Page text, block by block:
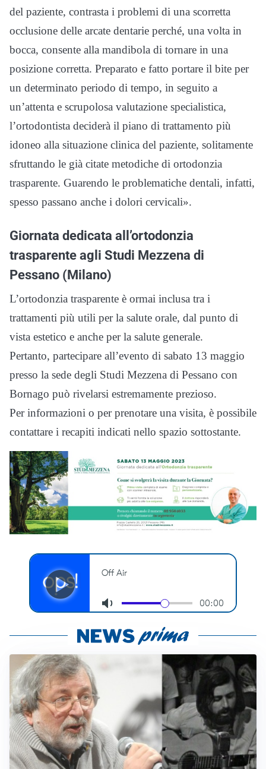
del paziente, contrasta i problemi di una scorretta
occlusione delle arcate dentarie perché, una volta in
bocca, consente alla mandibola di tornare in una
posizione corretta. Preparato e fatto portare il bite per
un determinato periodo di tempo, in seguito a
un’attenta e scrupolosa valutazione specialistica,
l’ortodontista deciderà il piano di trattamento più
idoneo alla situazione clinica del paziente, solitamente
sfruttando le già citate metodiche di ortodonzia
trasparente. Guarendo le problematiche dentali, infatti,
spesso passano anche i dolori cervicali».
Giornata dedicata all’ortodonzia
trasparente agli Studi Mezzena di
Pessano (Milano)
L’ortodonzia trasparente è ormai inclusa tra i
trattamenti più utili per la salute orale, dal punto di
vista estetico e anche per la salute generale.
Pertanto, partecipare all’evento di sabato 13 maggio
presso la sede degli Studi Mezzena di Pessano con
Bornago può rivelarsi estremamente prezioso.
Per informazioni o per prenotare una visita, è possibile
contattare i recapiti indicati nello spazio sottostante.